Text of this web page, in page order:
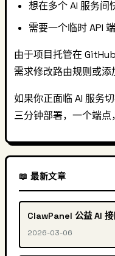
想在多个 AI 服务间
需要一个临时 API
由于项目托管在
需求修改路由规则或添
如果你正面临 AI 服务
三分钟部署，一个端点
📖 最新文章
ClawPanel 公益 AI 接
2026-03-06